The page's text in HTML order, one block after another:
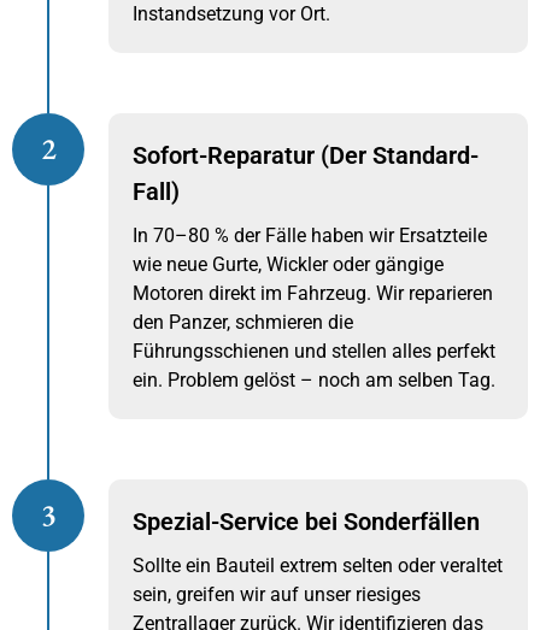
Instandsetzung vor Ort.
Sofort-Reparatur (Der Standard-
Fall)
In 70–80 % der Fälle haben wir Ersatzteile
wie neue Gurte, Wickler oder gängige
Motoren direkt im Fahrzeug. Wir reparieren
den Panzer, schmieren die
Führungsschienen und stellen alles perfekt
ein. Problem gelöst – noch am selben Tag.
2
Spezial-Service bei Sonderfällen
Sollte ein Bauteil extrem selten oder veraltet
sein, greifen wir auf unser riesiges
Zentrallager zurück. Wir identifizieren das
3